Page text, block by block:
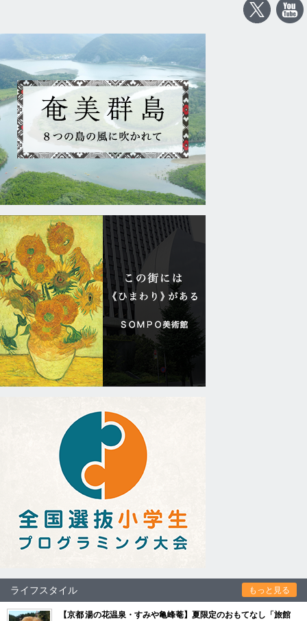
ライフスタイル もっと見る
【京都 湯の花温泉・すみや亀峰菴】夏限定のおもてなし「旅館